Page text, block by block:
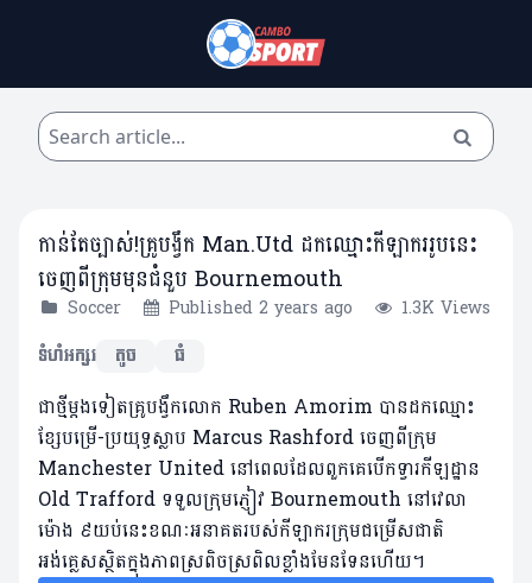
កាន់តែច្បាស់!គ្រូបង្វឹក Man.Utd ដកឈ្មោះកីឡាកររូបនេះ
ចេញពីក្រុមមុនជំនួប Bournemouth
Soccer Published 2 years ago
1.3K Views
ទំហំអក្សរ
តូច ធំ
ជាថ្មីម្តងទៀតគ្រូបង្វឹកលោក Ruben Amorim បានដកឈ្មោះ
ខ្សែបម្រើ-ប្រយុទ្ធស្លាប Marcus Rashford ចេញពីក្រុម
Manchester United នៅពេលដែលពួកគេបើកទ្វារកីឡដ្ឋាន
Old Trafford ទទួលក្រុមភ្ញៀវ Bournemouth នៅវេលា
ម៉ោង ៩យប់នេះខណៈអនាគតរបស់កីឡាករក្រុមជម្រើសជាតិ
អង់គ្លេសស្ថិតក្នុងភាពស្រពិចស្រពិលខ្លាំងមែនទែនហើយ។